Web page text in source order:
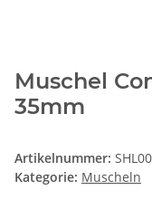
Muschel
35mm
Artikelnummer:
Kategorie: Muscheln